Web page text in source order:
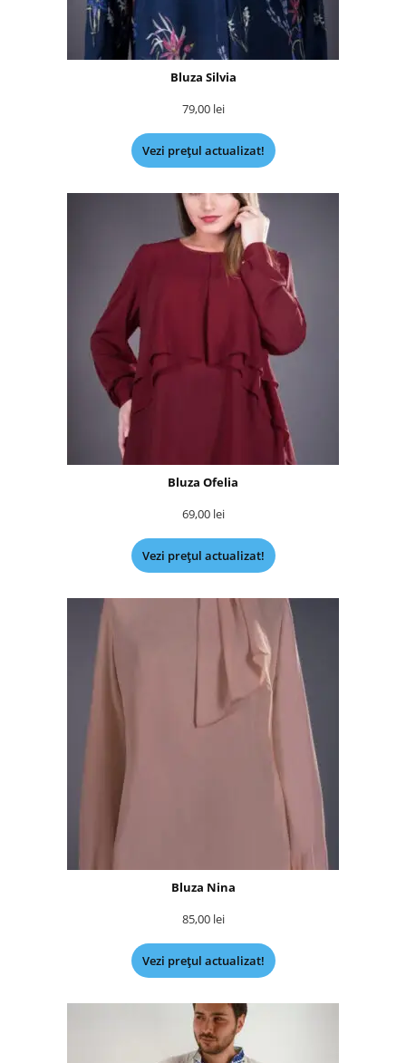
Bluza Silvia
79,00 lei
Vezi prețul actualizat!
Bluza Ofelia
69,00 lei
Vezi prețul actualizat!
Bluza Nina
85,00 lei
Vezi prețul actualizat!